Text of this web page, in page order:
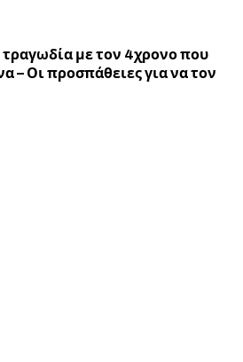
με τον 4χρονο που
– Οι προσπάθειες για να τον